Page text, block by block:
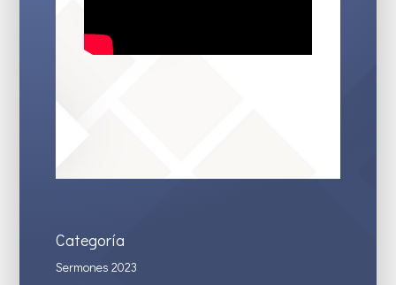
Categoría
Sermones 2023